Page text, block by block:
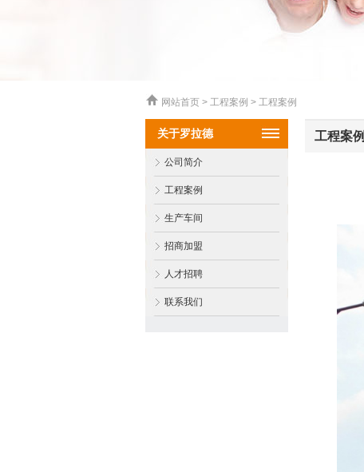
网站首页 > 工程案例 > 工程案例
关于罗拉德
公司简介
工程案例
生产车间
招商加盟
人才招聘
联系我们
工程案例